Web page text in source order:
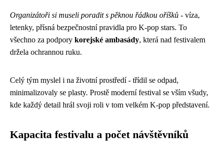
Organizátoři si museli poradit s pěknou řádkou oříšků - víza,
letenky, přísná bezpečnostní pravidla pro K-pop stars. To
všechno za podpory korejské ambasády, která nad festivalem
držela ochrannou ruku.
Celý tým myslel i na životní prostředí - třídil se odpad,
minimalizovaly se plasty. Prostě moderní festival se vším všudy,
kde každý detail hrál svoji roli v tom velkém K-pop představení.
Kapacita festivalu a počet návštěvníků